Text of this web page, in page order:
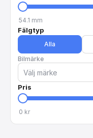
54.1 mm
Fälgtyp
Alla
Bilmärke
Pris
0 kr